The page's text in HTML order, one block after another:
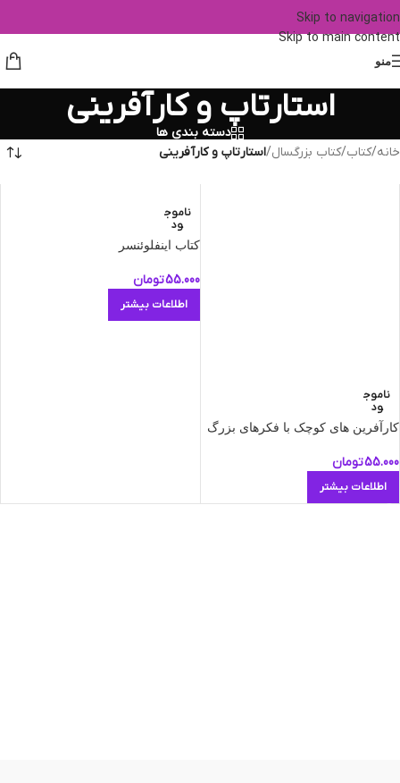
Skip to navigation
Skip to main content
منو
استارتاپ و کارآفرینی
دسته بندی ها
خانه/کتاب/کتاب بزرگسال/استارتاپ و کارآفرینی
ناموج
ود
کارآفرین های کوچک با فکرهای بزرگ
55.000تومان
اطلاعات بیشتر
ناموج
ود
کتاب اينفلوئنسر
55.000تومان
اطلاعات بیشتر